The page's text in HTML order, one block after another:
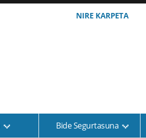
NIRE KARPETA
Bide Segurtasuna